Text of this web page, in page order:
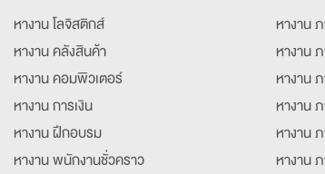
หางาน โลจิสติกส์
หางาน คลังสินค้า
หางาน คอมพิวเตอร์
หางาน การเงิน
หางาน ฝึกอบรม
หางาน พนักงานชั่วคราว
หางาน
หางาน
หางาน
หางาน
หางาน
หางาน